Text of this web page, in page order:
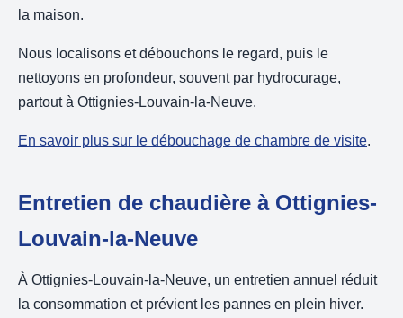
la maison.
Nous localisons et débouchons le regard, puis le
nettoyons en profondeur, souvent par hydrocurage,
partout à Ottignies-Louvain-la-Neuve.
En savoir plus sur le débouchage de chambre de visite.
Entretien de chaudière à Ottignies-
Louvain-la-Neuve
À Ottignies-Louvain-la-Neuve, un entretien annuel réduit
la consommation et prévient les pannes en plein hiver.